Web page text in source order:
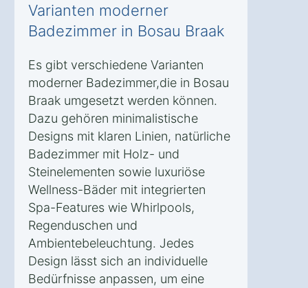
Varianten moderner
Badezimmer in Bosau Braak
Es gibt verschiedene Varianten
moderner Badezimmer,die in Bosau
Braak umgesetzt werden können.
Dazu gehören minimalistische
Designs mit klaren Linien, natürliche
Badezimmer mit Holz- und
Steinelementen sowie luxuriöse
Wellness-Bäder mit integrierten
Spa-Features wie Whirlpools,
Regenduschen und
Ambientebeleuchtung. Jedes
Design lässt sich an individuelle
Bedürfnisse anpassen, um eine